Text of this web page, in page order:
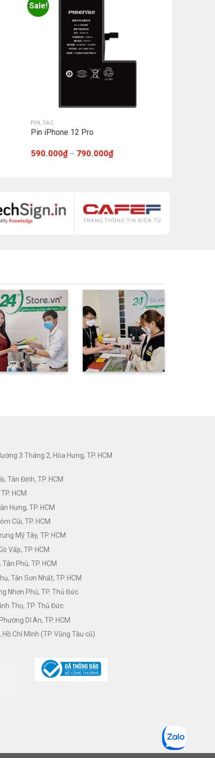
Sale!
PIN, SẠC
Pin iPhone 12 Pro
590.000₫– 790.000₫
3 Tháng 2, Hòa Hưng, TP. HCM
Tân Định, TP. HCM
HCM
Hưng, TP. HCM
Cũi, TP. HCM
Mỹ Tây, TP. HCM
Vấp, TP. HCM
Phú, TP. HCM
Tân Sơn Nhất, TP. HCM
Nhơn Phú, TP. Thủ Đức
Thọ, TP. Thủ Đức
Dĩ An, TP. HCM
Chí Minh (TP. Vũng Tàu cũ)